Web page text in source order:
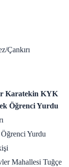
Çankırı
Karatekin KYK
Öğrenci Yurdu
Yurdu
Mahallesi Tuğçe